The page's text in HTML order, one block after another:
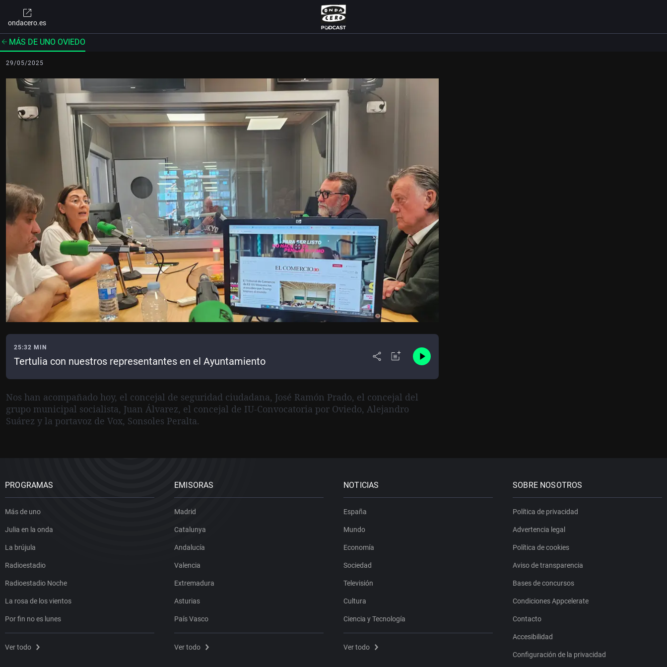
ondacero.es
MÁS DE UNO OVIEDO
29/05/2025
25:32 MIN
Tertulia con nuestros representantes en el Ayuntamiento
Nos han acompañado hoy, el concejal de seguridad ciudadana, José Ramón Prado, el concejal del
grupo municipal socialista, Juan Álvarez, el concejal de IU-Convocatoria por Oviedo, Alejandro
Suárez y la portavoz de Vox, Sonsoles Peralta.
PROGRAMAS
Más de uno
Julia en la onda
La brújula
Radioestadio
Radioestadio Noche
La rosa de los vientos
Por fin no es lunes
Ver todo
EMISORAS
Madrid
Catalunya
Andalucía
Valencia
Extremadura
Asturias
País Vasco
Ver todo
NOTICIAS
España
Mundo
Economía
Sociedad
Televisión
Cultura
Ciencia y Tecnología
Ver todo
SOBRE NOSOTROS
Política de privacidad
Advertencia legal
Política de cookies
Aviso de transparencia
Bases de concursos
Condiciones Appcelerate
Contacto
Accesibilidad
Configuración de la privacidad